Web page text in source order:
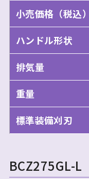
小売価格（税込）
ハンドル形状
排気量
重量
標準装備刈刃
BCZ275GL-L